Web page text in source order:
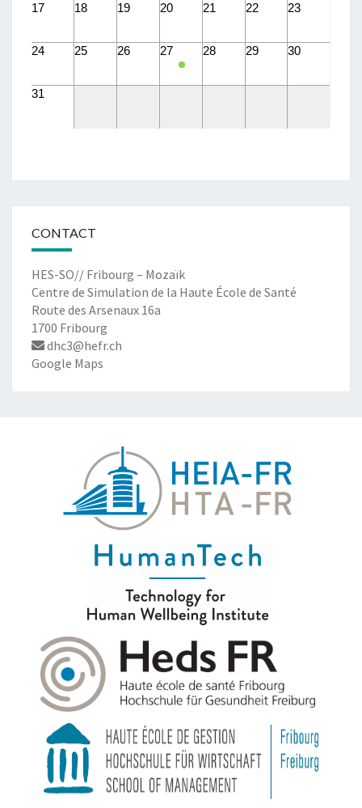
17 18 19 20 21 22 23
24 25 26 27 28 29 30
31
CONTACT
HES-SO// Fribourg – Mozaïk
Centre de Simulation de la Haute École de Santé
Route des Arsenaux 16a
1700 Fribourg
dhc3@hefr.ch
Google Maps